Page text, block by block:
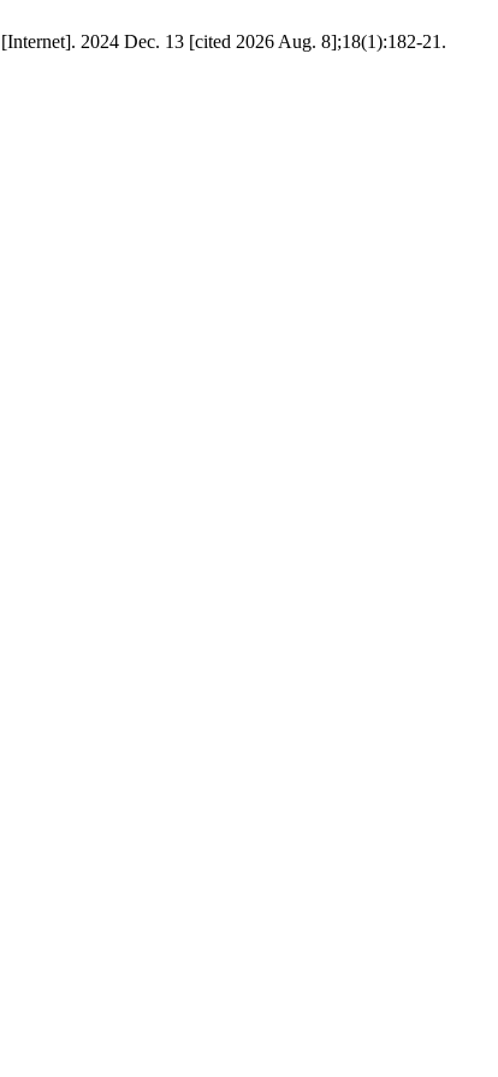
2024 Dec. 13 [cited 2026 Aug. 8];18(1):182-21.